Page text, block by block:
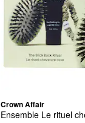
Crown Affair
Ensemble Le rituel